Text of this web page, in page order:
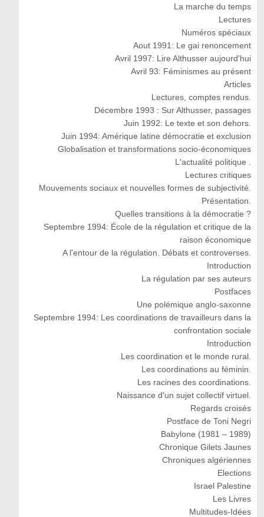
La marche du temps
Lectures
Numéros spéciaux
Aout 1991: Le gai renoncement
Avril 1997: Lire Althusser aujourd'hui
Avril 93: Féminismes au présent
Articles
Lectures, comptes rendus.
Décembre 1993 : Sur Althusser, passages
Juin 1992: Le texte et son dehors.
Juin 1994: Amérique latine démocratie et exclusion
Globalisation et transformations socio-économiques
L'actualité politique .
Lectures critiques
Mouvements sociaux et nouvelles formes de subjectivité.
Présentation.
Quelles transitions à la démocratie ?
Septembre 1994: École de la régulation et critique de la
raison économique
A l'entour de la régulation. Débats et controverses.
Introduction
La régulation par ses auteurs
Postfaces
Une polémique anglo-saxonne
Septembre 1994: Les coordinations de travailleurs dans la
confrontation sociale
Introduction
Les coordination et le monde rural.
Les coordinations au féminin.
Les racines des coordinations.
Naissance d'un sujet collectif virtuel.
Regards croisés
Postface de Toni Negri
Babylone (1981 – 1989)
Chronique Gilets Jaunes
Chroniques algériennes
Elections
Israel Palestine
Les Livres
Multitudes-Idées